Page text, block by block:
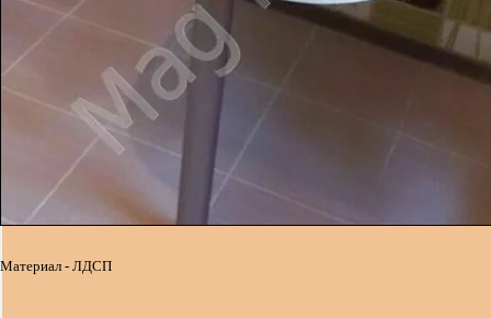
Материал - ЛДСП